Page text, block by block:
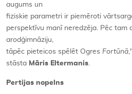
augums un
fiziskie parametri ir piemēroti
perspektīvu manī neredzēja. Pēc tam
arodģimnāziju,
tāpēc pieteicos spēlēt Ogres Fortūnā,"
stāsta Māris Eltermanis.
Pertijas nopelns